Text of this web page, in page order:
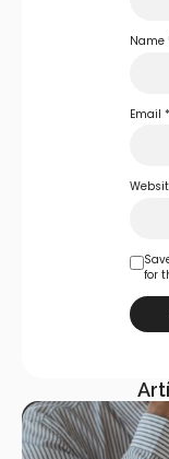
Name
Email *
for